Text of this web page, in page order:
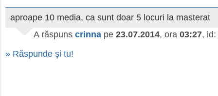
aproape 10 media, ca sunt doar 5 locuri la masterat
A răspuns crinna pe 23.07.2014, ora 03:27, id:
» Răspunde și tu!